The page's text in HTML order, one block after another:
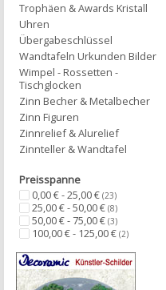
Trophäen & Awards Kristall
Uhren
Übergabeschlüssel
Wandtafeln Urkunden Bilder
Wimpel - Rossetten -
Tischglocken
Zinn Becher & Metalbecher
Zinn Figuren
Zinnrelief & Alurelief
Zinnteller & Wandtafel
Preisspanne
0,00 € - 25,00 € (23)
25,00 € - 50,00 € (8)
50,00 € - 75,00 € (3)
100,00 € - 125,00 € (2)